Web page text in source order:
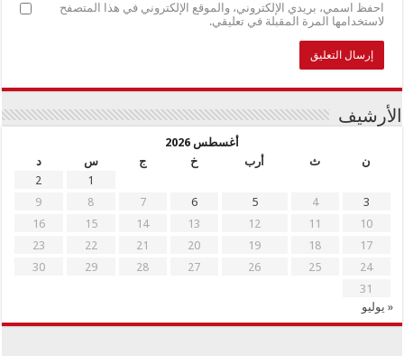
احفظ اسمي، بريدي الإلكتروني، والموقع الإلكتروني في هذا المتصفح
لاستخدامها المرة المقبلة في تعليقي.
الأرشيف
أغسطس 2026
ن
ث أرب خ ج س
د
1
2
3
4
5
6
7
8
9
10
11
12
13
14
15
16
17
18
19
20
21
22
23
24
25
26
27
28
29
30
31
« يوليو